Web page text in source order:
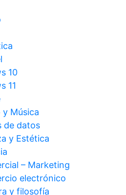
10
11
y Música
de datos
y Estética
– Marketing
electrónico
y filosofía